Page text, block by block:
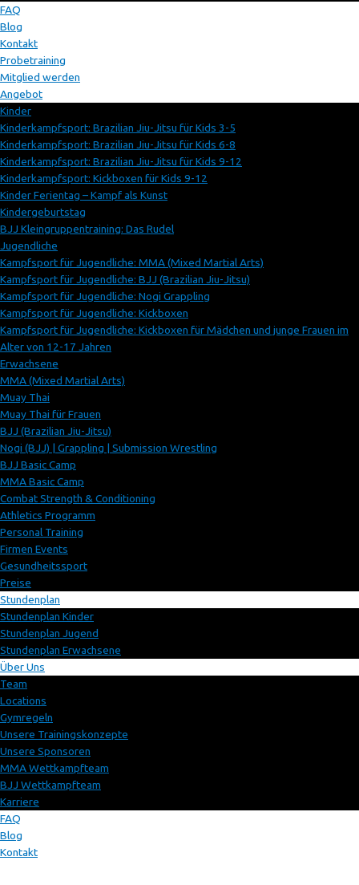
FAQ
Blog
Kontakt
Probetraining
Mitglied werden
Angebot
Kinder
Kinderkampfsport: Brazilian Jiu-Jitsu für Kids 3-5
Kinderkampfsport: Brazilian Jiu-Jitsu für Kids 6-8
Kinderkampfsport: Brazilian Jiu-Jitsu für Kids 9-12
Kinderkampfsport: Kickboxen für Kids 9-12
Kinder Ferientag – Kampf als Kunst
Kindergeburtstag
BJJ Kleingruppentraining: Das Rudel
Jugendliche
Kampfsport für Jugendliche: MMA (Mixed Martial Arts)
Kampfsport für Jugendliche: BJJ (Brazilian Jiu-Jitsu)
Kampfsport für Jugendliche: Nogi Grappling
Kampfsport für Jugendliche: Kickboxen
Kampfsport für Jugendliche: Kickboxen für Mädchen und junge Frauen im
Alter von 12-17 Jahren
Erwachsene
MMA (Mixed Martial Arts)
Muay Thai
Muay Thai für Frauen
BJJ (Brazilian Jiu-Jitsu)
Nogi (BJJ) | Grappling | Submission Wrestling
BJJ Basic Camp
MMA Basic Camp
Combat Strength & Conditioning
Athletics Programm
Personal Training
Firmen Events
Gesundheitssport
Preise
Stundenplan
Stundenplan Kinder
Stundenplan Jugend
Stundenplan Erwachsene
Über Uns
Team
Locations
Gymregeln
Unsere Trainingskonzepte
Unsere Sponsoren
MMA Wettkampfteam
BJJ Wettkampfteam
Karriere
FAQ
Blog
Kontakt